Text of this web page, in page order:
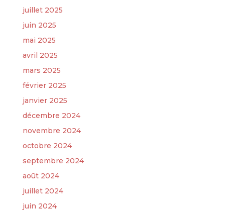
juillet 2025
juin 2025
mai 2025
avril 2025
mars 2025
février 2025
janvier 2025
décembre 2024
novembre 2024
octobre 2024
septembre 2024
août 2024
juillet 2024
juin 2024